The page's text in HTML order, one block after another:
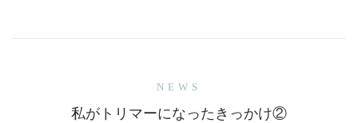
NEWS
私がトリマーになったきっかけ②